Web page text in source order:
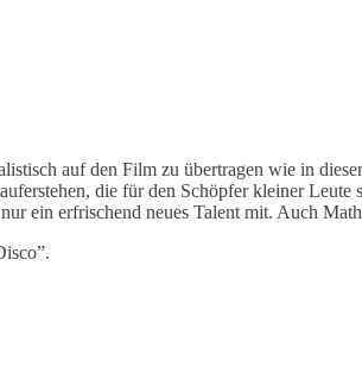
auf den Film zu übertragen wie in
die für den Schöpfer kleiner Leute
ein erfrischend neues Talent mit. Auch